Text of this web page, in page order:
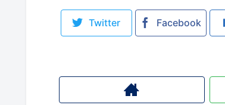
Twitter Facebook